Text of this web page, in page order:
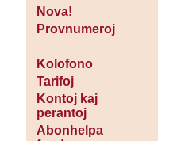
Nova!
Provnumeroj
Kolofono
Tarifoj
Kontoj kaj
perantoj
Abonhelpa